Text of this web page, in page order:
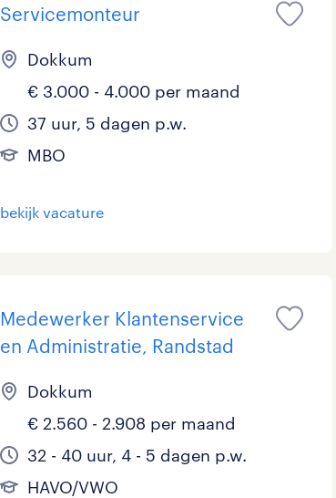
Servicemonteur
Dokkum
€ 3.000 - 4.000 per maand
37 uur, 5 dagen p.w.
MBO
bekijk vacature
Medewerker Klantenservice
en Administratie, Randstad
Dokkum
€ 2.560 - 2.908 per maand
32 - 40 uur, 4 - 5 dagen p.w.
HAVO/VWO